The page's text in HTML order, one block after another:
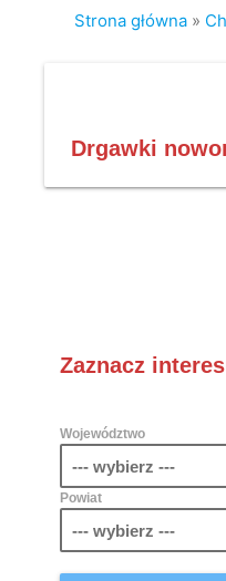
Strona główna »
Drgawki
Zaznacz
Województwo
Powiat